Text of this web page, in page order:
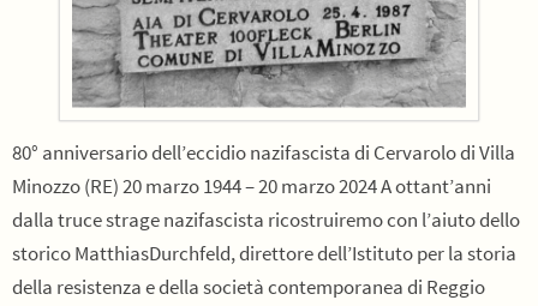
80° anniversario dell’eccidio nazifascista di Cervarolo di Villa
Minozzo (RE) 20 marzo 1944 – 20 marzo 2024 A ottant’anni
dalla truce strage nazifascista ricostruiremo con l’aiuto dello
storico MatthiasDurchfeld, direttore dell’Istituto per la storia
della resistenza e della società contemporanea di Reggio